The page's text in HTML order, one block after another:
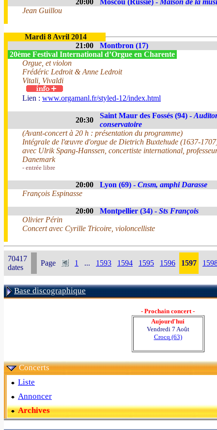
20:00 Moscou (Russie) - Maison de la
Jean Guillou
Mardi 8 Avril 2014
21:00
Montbron (17)
20ème Festival International d’Orgue en Charente
Orgue, et violon
Frédéric Ledroit & Anne Ledroit
Vitali, Vivaldi
Lien : www.orgamanl.fr/styled-12/index.html
20:30
Saint Maur des Fossés (94) -
conservatoire
(Avant-concert à 20 h : présentation du programme)
Intégrale de l'œuvre d'orgue de Dietrich Buxtehude (1637-
avec Ulrik Spang-Hanssen, concertiste international,
Danemark
- entrée libre
20:00 Lyon (69) - Cnsm, amphi Darasse
François Espinasse
20:00 Montpellier (34) - Sts François
Olivier Périn
Concert avec Cyrille Tricoire, violoncelliste
70417
dates
Page 1 ... 1593 1594 1595 1596 1597
Base discographique
- Prochain concert -
Aujourd'hui
Vendredi 7 Août
Crocq (63)
Concerts
Liste
Annoncer
Archives